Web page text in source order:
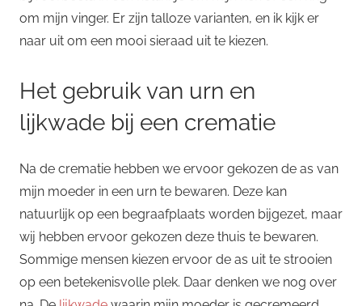
om mijn vinger. Er zijn talloze varianten, en ik kijk er
naar uit om een mooi sieraad uit te kiezen.
Het gebruik van urn en
lijkwade bij een crematie
Na de crematie hebben we ervoor gekozen de as van
mijn moeder in een urn te bewaren. Deze kan
natuurlijk op een begraafplaats worden bijgezet, maar
wij hebben ervoor gekozen deze thuis te bewaren.
Sommige mensen kiezen ervoor de as uit te strooien
op een betekenisvolle plek. Daar denken we nog over